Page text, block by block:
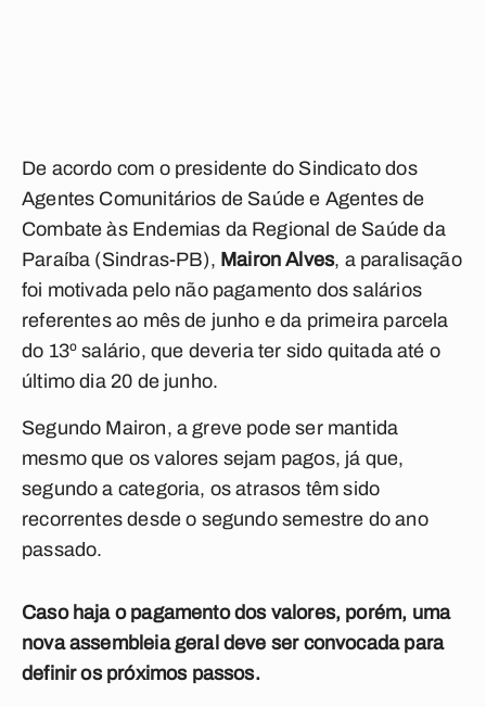
De acordo com o presidente do Sindicato dos
Agentes Comunitários de Saúde e Agentes de
Combate às Endemias da Regional de Saúde da
Paraíba (Sindras-PB), Mairon Alves, a paralisação
foi motivada pelo não pagamento dos salários
referentes ao mês de junho e da primeira parcela
do 13º salário, que deveria ter sido quitada até o
último dia 20 de junho.
Segundo Mairon, a greve pode ser mantida
mesmo que os valores sejam pagos, já que,
segundo a categoria, os atrasos têm sido
recorrentes desde o segundo semestre do ano
passado.
Caso haja o pagamento dos valores, porém, uma
nova assembleia geral deve ser convocada para
definir os próximos passos.